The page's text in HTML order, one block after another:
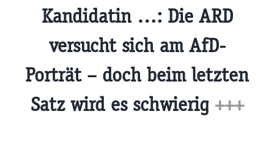
Kandidatin …: Die ARD
versucht sich am AfD-
Porträt – doch beim letzten
Satz wird es schwierig +++